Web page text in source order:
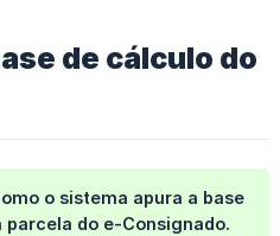
de cálculo do
o sistema apura a base
do e-Consignado.